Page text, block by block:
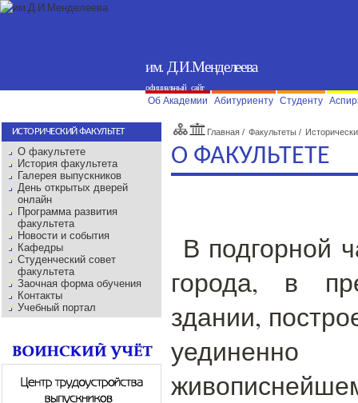
им. Д.И.Менделеева
официальный сайт
Об Академии
Абитуриенту Студенту
ИСТОРИЧЕСКИЙ ФАКУЛЬТЕТ
О факультете
История факультета
Галерея выпускников
День открытых дверей
онлайн
Программа развития
факультета
Новости и события
Кафедры
Студенческий совет
факультета
Заочная форма обучения
Контакты
Учебный портал
Главная / Факультеты /
О ФАКУЛЬТЕТЕ
В подгорной
города, в
здании,
уединенно